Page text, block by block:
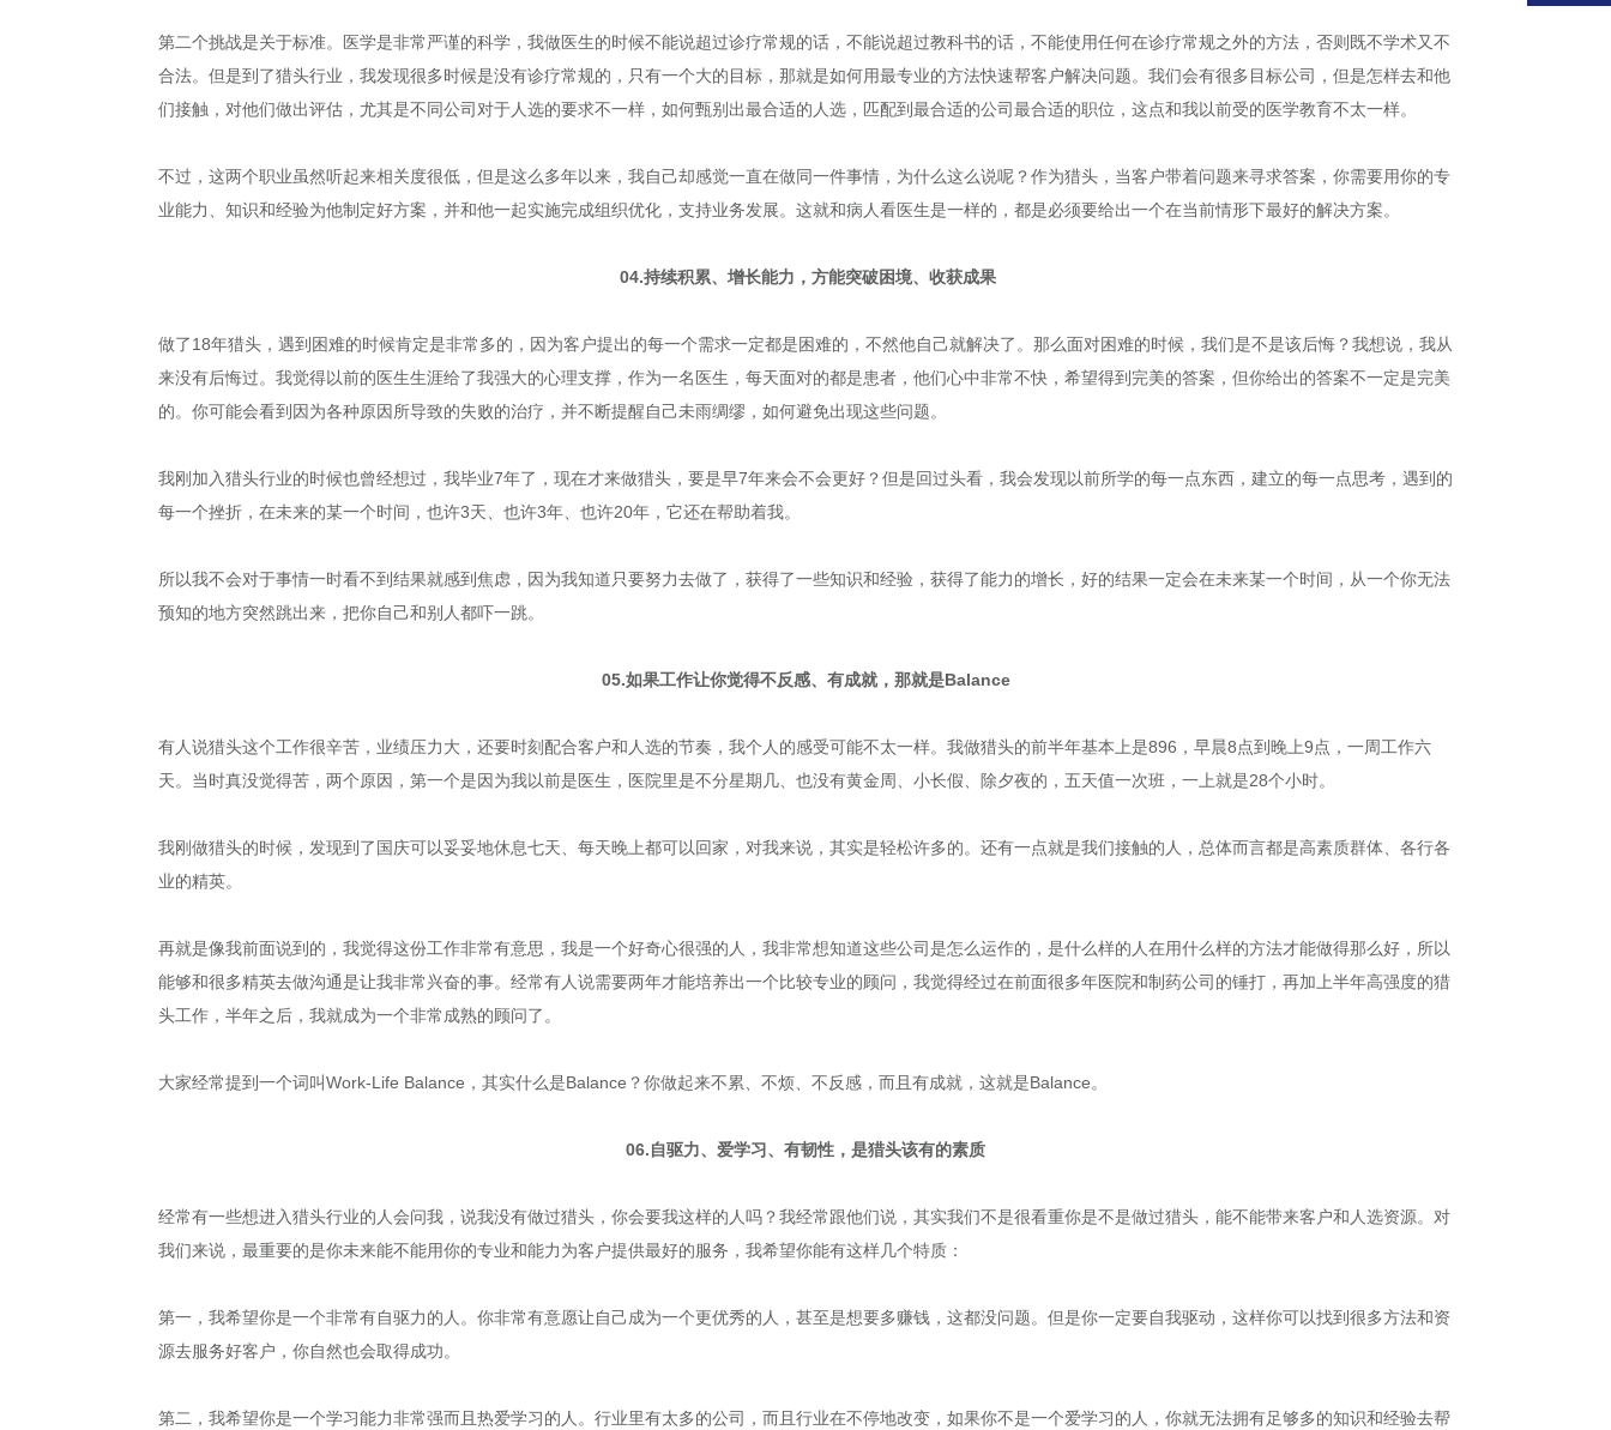
第二个挑战是关于标准。医学是非常严谨的科学，我做医生的时候不能说超过诊疗常规的话，不能说超过教科书的话，不能使用任何在诊疗常规之外的方法，否则既不学术又不
合法。但是到了猎头行业，我发现很多时候是没有诊疗常规的，只有一个大的目标，那就是如何用最专业的方法快速帮客户解决问题。我们会有很多目标公司，但是怎样去和他
们接触，对他们做出评估，尤其是不同公司对于人选的要求不一样，如何甄别出最合适的人选，匹配到最合适的公司最合适的职位，这点和我以前受的医学教育不太一样。
不过，这两个职业虽然听起来相关度很低，但是这么多年以来，我自己却感觉一直在做同一件事情，为什么这么说呢？作为猎头，当客户带着问题来寻求答案，你需要用你的专
业能力、知识和经验为他制定好方案，并和他一起实施完成组织优化，支持业务发展。这就和病人看医生是一样的，都是必须要给出一个在当前情形下最好的解决方案。
04.持续积累、增长能力，方能突破困境、收获成果
做了18年猎头，遇到困难的时候肯定是非常多的，因为客户提出的每一个需求一定都是困难的，不然他自己就解决了。那么面对困难的时候，我们是不是该后悔？我想说，我从
来没有后悔过。我觉得以前的医生生涯给了我强大的心理支撑，作为一名医生，每天面对的都是患者，他们心中非常不快，希望得到完美的答案，但你给出的答案不一定是完美
的。你可能会看到因为各种原因所导致的失败的治疗，并不断提醒自己未雨绸缪，如何避免出现这些问题。
我刚加入猎头行业的时候也曾经想过，我毕业7年了，现在才来做猎头，要是早7年来会不会更好？但是回过头看，我会发现以前所学的每一点东西，建立的每一点思考，遇到的
每一个挫折，在未来的某一个时间，也许3天、也许3年、也许20年，它还在帮助着我。
所以我不会对于事情一时看不到结果就感到焦虑，因为我知道只要努力去做了，获得了一些知识和经验，获得了能力的增长，好的结果一定会在未来某一个时间，从一个你无法
预知的地方突然跳出来，把你自己和别人都吓一跳。
05.如果工作让你觉得不反感、有成就，那就是Balance
有人说猎头这个工作很辛苦，业绩压力大，还要时刻配合客户和人选的节奏，我个人的感受可能不太一样。我做猎头的前半年基本上是896，早晨8点到晚上9点，一周工作六
天。当时真没觉得苦，两个原因，第一个是因为我以前是医生，医院里是不分星期几、也没有黄金周、小长假、除夕夜的，五天值一次班，一上就是28个小时。
我刚做猎头的时候，发现到了国庆可以妥妥地休息七天、每天晚上都可以回家，对我来说，其实是轻松许多的。还有一点就是我们接触的人，总体而言都是高素质群体、各行各
业的精英。
再就是像我前面说到的，我觉得这份工作非常有意思，我是一个好奇心很强的人，我非常想知道这些公司是怎么运作的，是什么样的人在用什么样的方法才能做得那么好，所以
能够和很多精英去做沟通是让我非常兴奋的事。经常有人说需要两年才能培养出一个比较专业的顾问，我觉得经过在前面很多年医院和制药公司的锤打，再加上半年高强度的猎
头工作，半年之后，我就成为一个非常成熟的顾问了。
大家经常提到一个词叫Work-Life Balance，其实什么是Balance？你做起来不累、不烦、不反感，而且有成就，这就是Balance。
06.自驱力、爱学习、有韧性，是猎头该有的素质
经常有一些想进入猎头行业的人会问我，说我没有做过猎头，你会要我这样的人吗？我经常跟他们说，其实我们不是很看重你是不是做过猎头，能不能带来客户和人选资源。对
我们来说，最重要的是你未来能不能用你的专业和能力为客户提供最好的服务，我希望你能有这样几个特质：
第一，我希望你是一个非常有自驱力的人。你非常有意愿让自己成为一个更优秀的人，甚至是想要多赚钱，这都没问题。但是你一定要自我驱动，这样你可以找到很多方法和资
源去服务好客户，你自然也会取得成功。
第二，我希望你是一个学习能力非常强而且热爱学习的人。行业里有太多的公司，而且行业在不停地改变，如果你不是一个爱学习的人，你就无法拥有足够多的知识和经验去帮